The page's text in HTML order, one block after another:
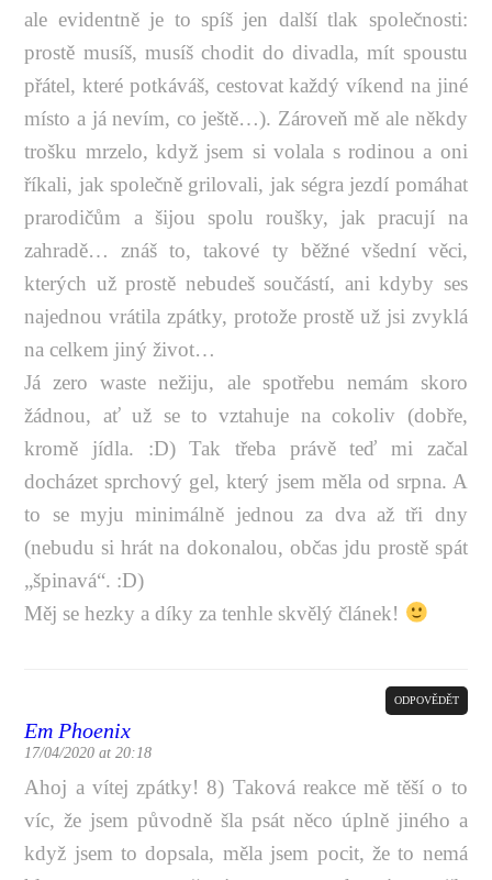
ale evidentně je to spíš jen další tlak společnosti:
prostě musíš, musíš chodit do divadla, mít spoustu
přátel, které potkáváš, cestovat každý víkend na jiné
místo a já nevím, co ještě…). Zároveň mě ale někdy
trošku mrzelo, když jsem si volala s rodinou a oni
říkali, jak společně grilovali, jak ségra jezdí pomáhat
prarodičům a šijou spolu roušky, jak pracují na
zahradě… znáš to, takové ty běžné všední věci,
kterých už prostě nebudeš součástí, ani kdyby ses
najednou vrátila zpátky, protože prostě už jsi zvyklá
na celkem jiný život…
Já zero waste nežiju, ale spotřebu nemám skoro
žádnou, ať už se to vztahuje na cokoliv (dobře,
kromě jídla. :D) Tak třeba právě teď mi začal
docházet sprchový gel, který jsem měla od srpna. A
to se myju minimálně jednou za dva až tři dny
(nebudu si hrát na dokonalou, občas jdu prostě spát
„špinavá“. :D)
Měj se hezky a díky za tenhle skvělý článek!
Em Phoenix
17/04/2020 at 20:18
ODPOVĚDĚT
Ahoj a vítej zpátky! 8) Taková reakce mě těší o to
víc, že jsem původně šla psát něco úplně jiného a
když jsem to dopsala, měla jsem pocit, že to nemá